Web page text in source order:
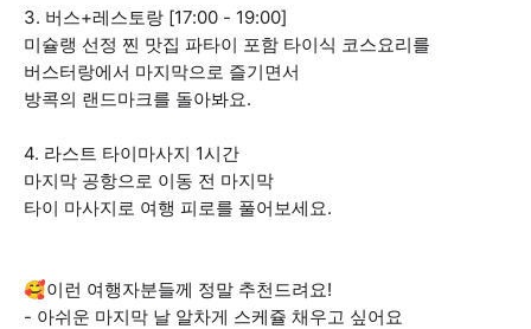
3. 버스+레스토랑 [17:00 - 19:00]
미슐랭 선정 찐 맛집 파타이 포함 타이식 코스요리를
버스터랑에서 마지막으로 즐기면서
방콕의 랜드마크를 돌아봐요.
4. 라스트 타이마사지 1시간
마지막 공항으로 이동 전 마지막
타이 마사지로 여행 피로를 풀어보세요.
🥰이런 여행자분들께 정말 추천드려요!
- 아쉬운 마지막 날 알차게 스케쥴 채우고 싶어요